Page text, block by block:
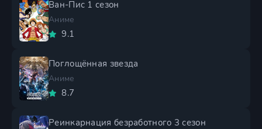
Ван-Пис 1 сезон
Аниме
9.1
Поглощённая звезда
Аниме
8.7
Реинкарнация безработного 3 сезон